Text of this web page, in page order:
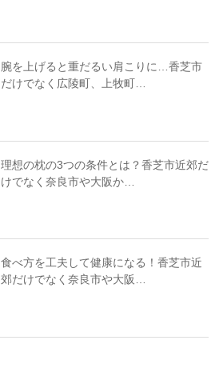
腕を上げると重だるい肩こりに…香芝市
だけでなく広陵町、上牧町…
理想の枕の3つの条件とは？香芝市近郊だ
けでなく奈良市や大阪か…
食べ方を工夫して健康になる！香芝市近
郊だけでなく奈良市や大阪…